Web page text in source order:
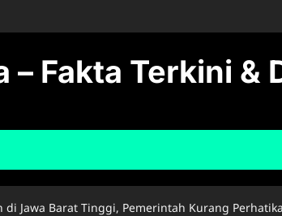
– Fakta Terkini &
di Jawa Barat Tinggi, Pemerintah Kurang